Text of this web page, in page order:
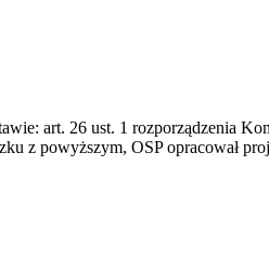
art. 26 ust. 1 rozporządzenia
z powyższym, OSP opracował